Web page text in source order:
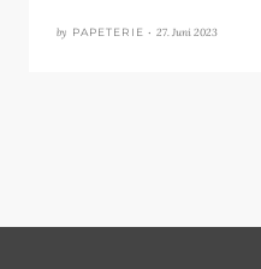
by PAPETERIE • 27. Juni 2023